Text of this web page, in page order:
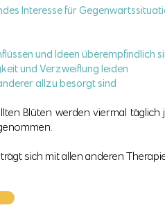
Interesse für
und Ideen überempfindlich
und Verzweiflung leiden
allzu besorgt sind
Blüten werden viermal täglich
sich mit allen anderen